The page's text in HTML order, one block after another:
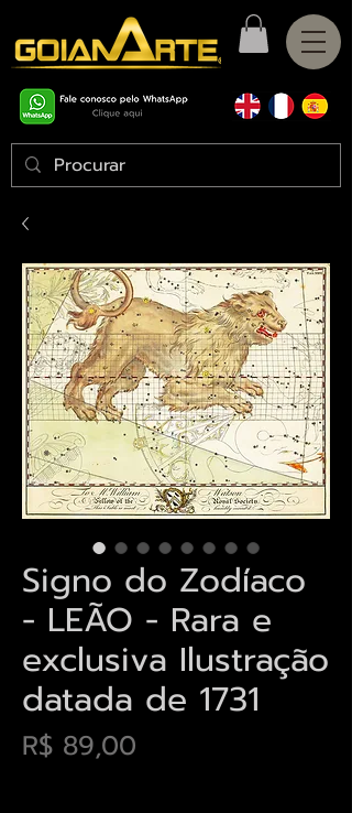
Signo do Zodíaco
- LEÃO - Rara e
exclusiva Ilustração
datada de 1731
R$ 89,00